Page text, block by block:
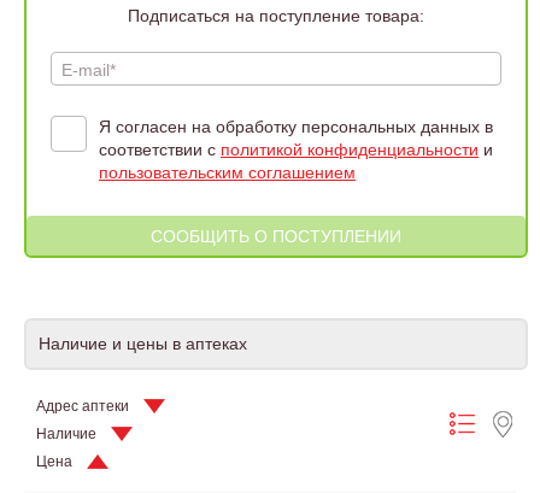
Подписаться на поступление товара:
E-mail*
Я согласен на обработку персональных данных в
соответствии с политикой конфиденциальности и
пользовательским соглашением
Наличие и цены в аптеках
Адрес аптеки
Наличие
Цена